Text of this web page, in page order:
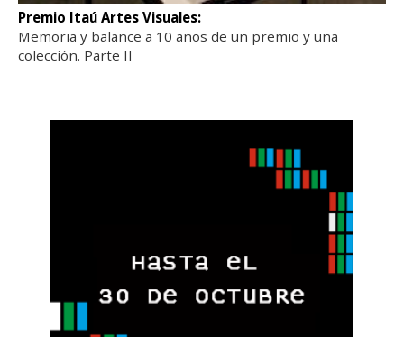
Premio Itaú Artes Visuales:
Memoria y balance a 10 años de un premio y una
colección. Parte II